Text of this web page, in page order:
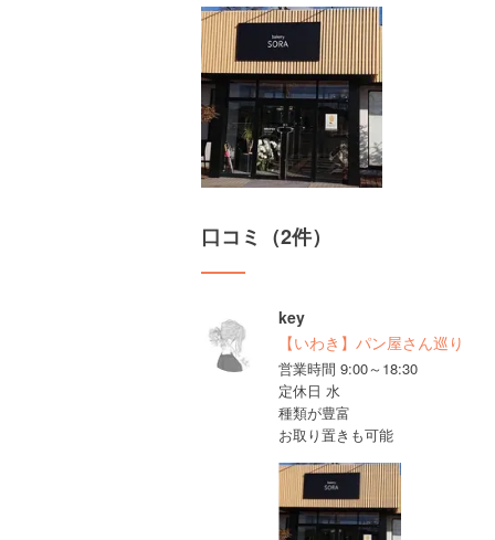
口コミ（2件）
key
【いわき】パン屋さん巡り
営業時間 9:00～18:30
定休日 水
種類が豊富
お取り置きも可能